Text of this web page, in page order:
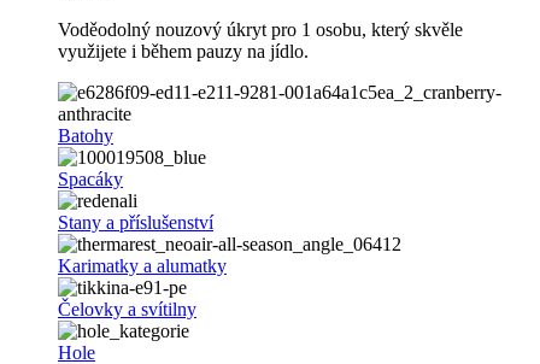
Voděodolný nouzový úkryt pro 1 osobu, který skvěle
využijete i během pauzy na jídlo.
Batohy
Spacáky
Stany a příslušenství
Karimatky a alumatky
Čelovky a svítilny
Hole